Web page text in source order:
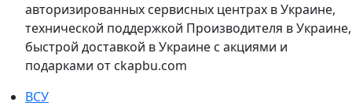
авторизированных сервисных центрах в Украине,
технической поддержкой Производителя в Украине,
быстрой доставкой в Украине с акциями и
подарками от ckapbu.com
ВСУ